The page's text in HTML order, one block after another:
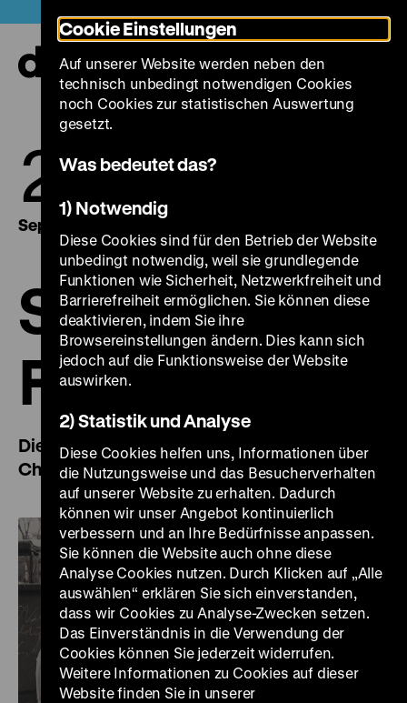
zum
Seiteninhalt
springen
25.
September 2026
Sammelt
Filme!
Die Sammlung Medical Humanities der
Charité
Cookie Einstellungen
Auf unserer Website werden neben den
technisch unbedingt notwendigen Cookies
noch Cookies zur statistischen Auswertung
gesetzt.
Was bedeutet das?
1) Notwendig
Diese Cookies sind für den Betrieb der Website
unbedingt notwendig, weil sie grundlegende
Funktionen wie Sicherheit, Netzwerkfreiheit und
Barrierefreiheit ermöglichen. Sie können diese
deaktivieren, indem Sie ihre
Browsereinstellungen ändern. Dies kann sich
jedoch auf die Funktionsweise der Website
auswirken.
2) Statistik und Analyse
Diese Cookies helfen uns, Informationen über
die Nutzungsweise und das Besucherverhalten
auf unserer Website zu erhalten. Dadurch
können wir unser Angebot kontinuierlich
verbessern und an Ihre Bedürfnisse anpassen.
Sie können die Website auch ohne diese
Analyse Cookies nutzen. Durch Klicken auf „Alle
auswählen“ erklären Sie sich einverstanden,
dass wir Cookies zu Analyse-Zwecken setzen.
Das Einverständnis in die Verwendung der
Cookies können Sie jederzeit widerrufen.
Weitere Informationen zu Cookies auf dieser
Website finden Sie in unserer